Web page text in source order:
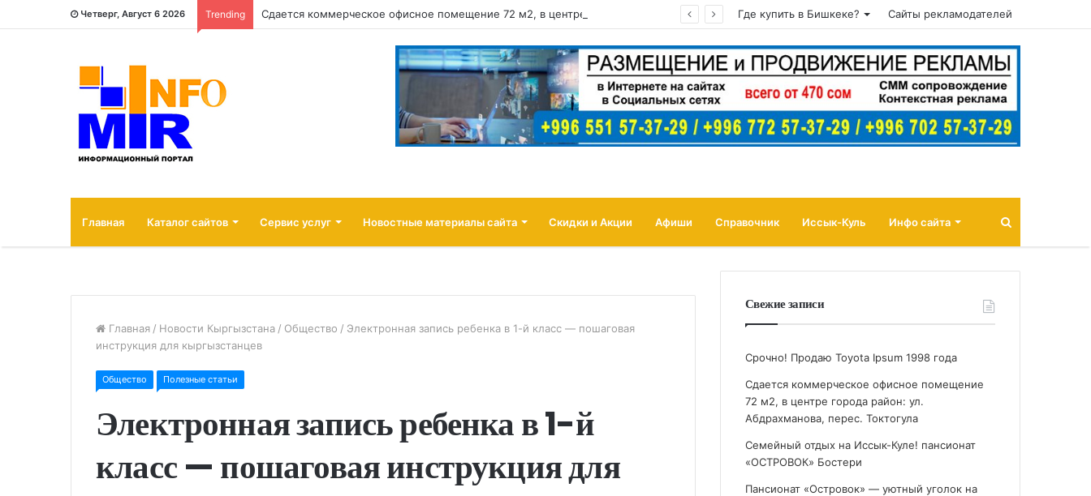
Четверг, Август 6 2026 Trending Где купить в Бишкеке? Сайты рекламодателей
Главная Каталог сайтов Сервис услуг Новостные материалы сайта Скидки и Акции Афиши Справочник Иссык-Куль Инфо сайта
Главная / Новости Кыргызстана / Общество / Электронная запись ребенка в 1-й класс — пошаговая
инструкция для кыргызстанцев
Общество Полезные статьи
Электронная запись ребенка в 1-й
класс — пошаговая инструкция для
Свежие записи
Срочно! Продаю Toyota Ipsum 1998 года
Сдается коммерческое офисное помещение
72 м2, в центре города район: ул.
Абдрахманова, перес. Токтогула
Семейный отдых на Иссык-Куле! пансионат
«ОСТРОВОК» Бостери
Пансионат «Островок» — уютный уголок на